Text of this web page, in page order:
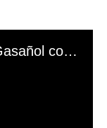
El mal momento de Yanina Gasañol con un hincha argentino en "Subrayado"